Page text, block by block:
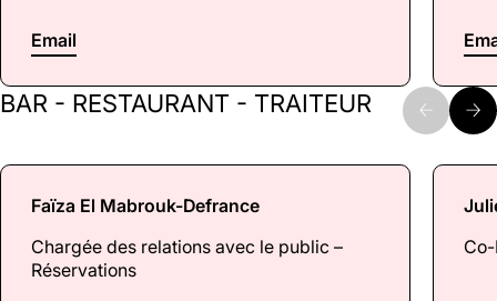
Email
BAR - RESTAURANT - TRAITEUR
Faïza El Mabrouk-Defrance
Chargée des relations avec le public –
Réservations